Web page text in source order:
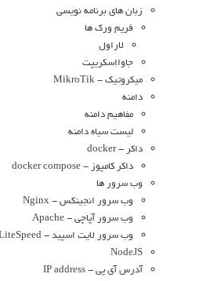
زبان های برنامه نویسی
فریم ورک ها
لاراول
جاوااسکریپت
میکروتیک - MikroTik
دامنه
مفاهیم دامنه
لیست سیاه دامنه
داکر - docker
داکر کامپوز - docker compose
وب سرور ها
وب سرور انجینکس - Nginx
وب سرور آپاچی - Apache
وب سرور لایت اسپید - LiteSpeed
NodeJS
آدرس آی پی - IP address